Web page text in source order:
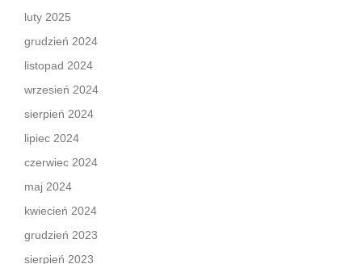
luty 2025
grudzień 2024
listopad 2024
wrzesień 2024
sierpień 2024
lipiec 2024
czerwiec 2024
maj 2024
kwiecień 2024
grudzień 2023
sierpień 2023